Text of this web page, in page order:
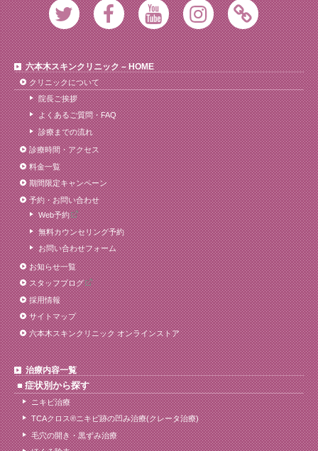
Twitter FacebookYoutube InstagramAmeblo
六本木スキンクリニック – HOME
クリニックについて
院長ご挨拶
よくあるご質問・FAQ
診療までの流れ
診療時間・アクセス
料金一覧
期間限定キャンペーン
予約・お問い合わせ
Web予約
無料カウンセリング予約
お問い合わせフォーム
お知らせ一覧
スタッフブログ
採用情報
サイトマップ
六本木スキンクリニック オンラインストア
治療内容一覧
症状別から探す
ニキビ治療
TCAクロス®ニキビ跡の凹み治療(クレータ治療)
毛穴の開き・黒ずみ治療